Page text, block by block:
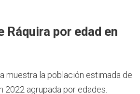
Ráquira por edad en
muestra la población estimada de
2022 agrupada por edades.